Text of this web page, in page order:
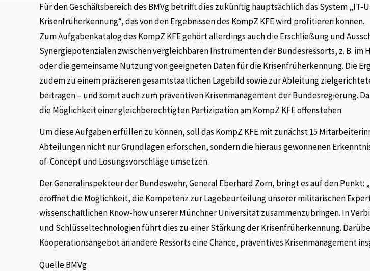
Für den Geschäftsbereich des BMVg betrifft dies zukünftig hauptsächlich das System
Krisenfrüherkennung“, das von den Ergebnissen des KompZ KFE wird profitieren können.
Zum Aufgabenkatalog des KompZ KFE gehört allerdings auch die Erschließung und
Synergiepotenzialen zwischen vergleichbaren Instrumenten der Bundesressorts, z. B.
oder die gemeinsame Nutzung von geeigneten Daten für die Krisenfrüherkennung. Die
zudem zu einem präziseren gesamtstaatlichen Lagebild sowie zur Ableitung
beitragen – und somit auch zum präventiven Krisenmanagement der Bundesregierung.
die Möglichkeit einer gleichberechtigten Partizipation am KompZ KFE offenstehen.
Um diese Aufgaben erfüllen zu können, soll das KompZ KFE mit zunächst 15
Abteilungen nicht nur Grundlagen erforschen, sondern die hieraus gewonnenen
of-Concept und Lösungsvorschläge umsetzen.
Der Generalinspekteur der Bundeswehr, General Eberhard Zorn, bringt es auf den Punkt:
eröffnet die Möglichkeit, die Kompetenz zur Lagebeurteilung unserer militärischen
wissenschaftlichen Know-how unserer Münchner Universität zusammenzubringen. In
und Schlüsseltechnologien führt dies zu einer Stärkung der Krisenfrüherkennung.
Kooperationsangebot an andere Ressorts eine Chance, präventives Krisenmanagement
Quelle BMVg